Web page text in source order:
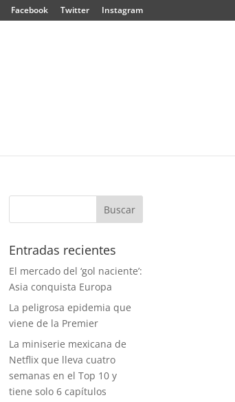
Facebook Twitter Instagram
Entradas recientes
El mercado del ‘gol naciente’:
Asia conquista Europa
La peligrosa epidemia que
viene de la Premier
La miniserie mexicana de
Netflix que lleva cuatro
semanas en el Top 10 y
tiene solo 6 capítulos